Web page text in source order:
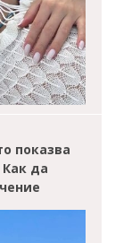
показва
да